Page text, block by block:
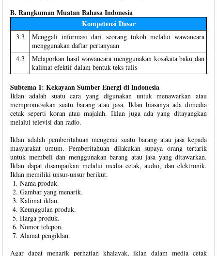
B. Rangkuman Muatan Bahasa Indonesia
Kompetensi Dasar
3.3
Menggali informasi dari seorang tokoh melalui wawancara
menggunakan daftar pertanyaan
4.3
Melaporkan hasil wawancara menggunakan kosakata baku dan
kalimat efektif dalam bentuk teks tulis
Subtema 1: Kekayaan Sumber Energi di Indonesia
Iklan adalah suatu cara yang digunakan untuk menawarkan atau
mempromosikan suatu barang atau jasa. Iklan biasanya ada dimedia
cetak seperti koran atau majalah. Iklan juga ada yang ditayangkan
melalui televisi dan radio.
Iklan adalah pemberitahuan mengenai suatu barang atau jasa kepada
masyarakat umum. Pemberitahuan dilakukan supaya orang tertarik
untuk membeli dan menggunakan barang atau jasa yang ditawarkan.
Iklan dapat disampaikan melalui media cetak, audio, dan elektronik.
Iklan memiliki unsur-unsur berikut.
Nama produk.
Gambar yang menarik.
Kalimat iklan.
Keunggulan produk.
Harga produk.
Nomor telepon.
Alamat pengiklan.
Agar dapat menarik perhatian khalayak, iklan dalam media cetak